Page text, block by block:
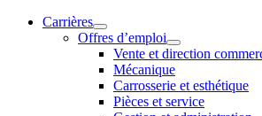
Carrières
Offres d’emploi
Vente et direction
Mécanique
Carrosserie et esthétique
Pièces et service